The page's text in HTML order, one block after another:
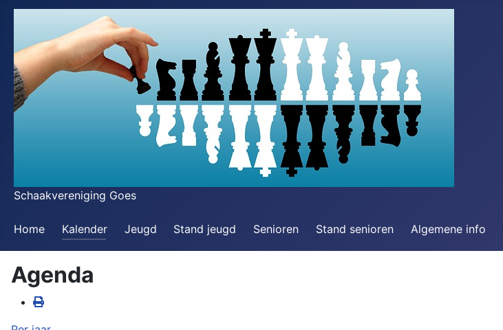
Schaakvereniging Goes
Home Kalender Jeugd Stand jeugd Senioren Stand senioren Algemene info
Agenda